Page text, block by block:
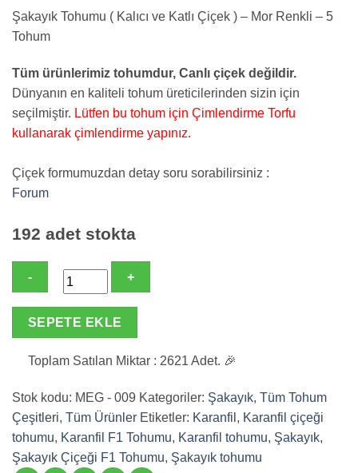
Şakayık Tohumu ( Kalıcı ve Katlı Çiçek ) – Mor Renkli – 5
Tohum
Tüm ürünlerimiz tohumdur, Canlı çiçek değildir.
Dünyanın en kaliteli tohum üreticilerinden sizin için
seçilmiştir. Lütfen bu tohum için Çimlendirme Torfu
kullanarak çimlendirme yapınız.
Çiçek formumuzdan detay soru sorabilirsiniz :
Forum
192 adet stokta
Şakayık
Çiçek
)
-
SEPETE EKLE
Toplam Satılan Miktar : 2621 Adet. 🎉
Stok kodu: MEG - 009 Kategoriler: Şakayık, Tüm Tohum
Çeşitleri, Tüm Ürünler Etiketler: Karanfil , Karanfil çiçeği
tohumu, Karanfil F1 Tohumu, Karanfil tohumu, Şakayık,
Şakayık Çiçeği F1 Tohumu, Şakayık tohumu